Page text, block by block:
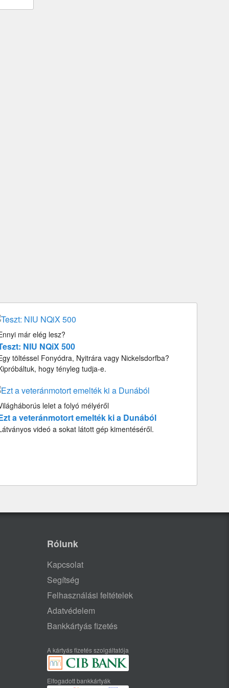
már elég lesz?
NIU NQiX 500
töltéssel Fonyódra, Nyitrára vagy Nickelsdorfba?
hogy tényleg tudja-e.
lelet a folyó mélyéről
a veteránmotort emelték ki a Dunából
videó a sokat látott gép kimentéséről.
Rólunk
Kapcsolat
Segítség
Felhasználási feltételek
Adatvédelem
Bankkártyás fizetés
A kártyás fizetés szolgáltatója
Elfogadott bankkártyák